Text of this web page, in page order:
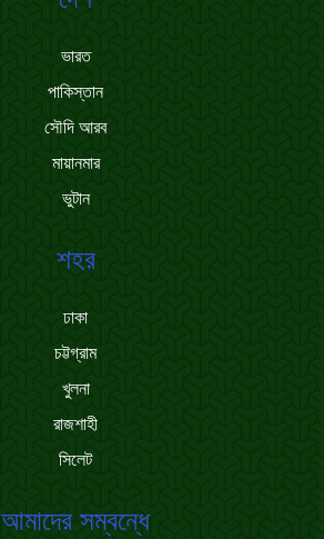
ভারত
পাকিস্তান
সৌদি আরব
মায়ানমার
ভুটান
শহর
ঢাকা
চট্টগ্রাম
খুলনা
রাজশাহী
সিলেট
আমাদের সম্বন্ধে